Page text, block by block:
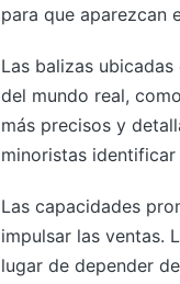
para que aparezcan
Las balizas
del mundo real,
más precisos y
minoristas
Las capacidades
impulsar las ventas.
lugar de depender